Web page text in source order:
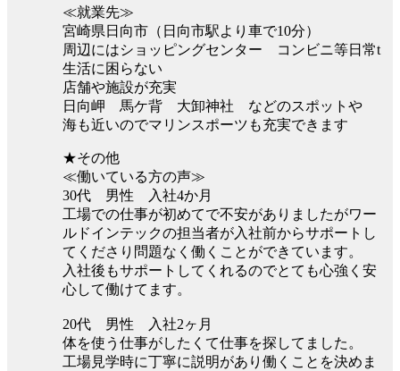
≪就業先≫
宮崎県日向市（日向市駅より車で10分）
周辺にはショッピングセンター コンビニ等日常t
生活に困らない
店舗や施設が充実
日向岬 馬ケ背 大卸神社 などのスポットや
海も近いのでマリンスポーツも充実できます
★その他
≪働いている方の声≫
30代 男性 入社4か月
工場での仕事が初めてで不安がありましたがワー
ルドインテックの担当者が入社前からサポートし
てくださり問題なく働くことができています。
入社後もサポートしてくれるのでとても心強く安
心して働けてます。
20代 男性 入社2ヶ月
体を使う仕事がしたくて仕事を探してました。
工場見学時に丁寧に説明があり働くことを決めま